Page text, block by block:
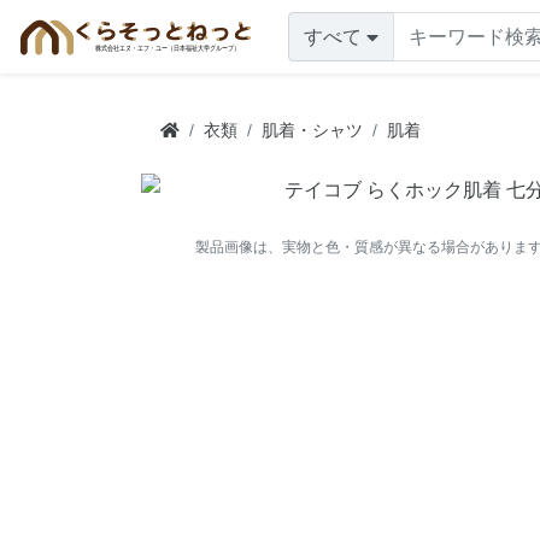
すべて
衣類 肌着・シャツ 肌着
製品画像は、実物と色・質感が異なる場合がありま